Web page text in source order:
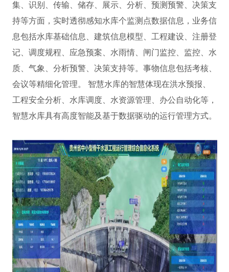
集、识别、传输、储存、展示、分析、预测预警、决策支
持等方面，实时透彻感知水库个监测点数据信息，业务信
息包括水库基础信息、建筑信息模型、工程建设、注册登
记、调度规程、应急预案、水雨情、闸门监控、监控、水
质、气象、分析预警、决策支持等。事物信息包括考核、
会议等精细化管理。 智慧水库的智慧体现在洪水预报、
工程安全分析、水库调度、水资源管理、办公自动化等，
智慧水库具有高度智能及基于数据驱动的运行管理方式。